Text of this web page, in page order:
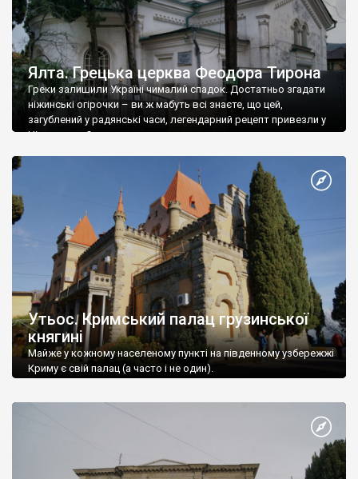
Ялта. Грецька церква Феодора Тирона
Греки залишили Україні чималий спадок. Достатньо згадати
ніжинські огірочки – ви ж мабуть всі знаєте, що цей,
загублений у радянські часи, легендарний рецепт привезли у
Ніжин греки?
Утьос. Кримський палац грузинської
княгині
Майже у кожному населеному пункті на південному узбережжі
Криму є свій палац (а часто і не один).